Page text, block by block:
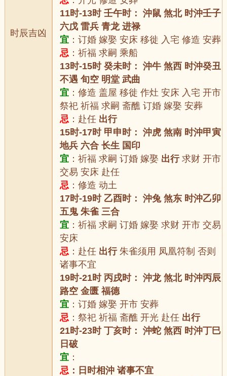
时辰吉凶
11时-13时 壬午时： 沖鼠 煞北 时沖壬子
六戊 雷兵 青龙 进禄
宜 ：订婚 嫁娶 安床 移徙 入宅 修造 安葬
忌 ：祈福 求嗣 乘船
13时-15时 癸未时： 沖牛 煞西 时沖癸丑
不遇 旬空 明堂 武曲
宜 ：修造 盖屋 移徙 作灶 安床 入宅 开市
祭祀 祈福 求嗣 斋醮 订婚 嫁娶 安葬
忌 ：赴任 出行
15时-17时 甲申时： 沖虎 煞南 时沖甲寅
地兵 六合 长生 国印
宜 ：祈福 求嗣 订婚 嫁娶 出行求财 开市
交易 安床 赴任
忌 ：修造 动土
17时-19时 乙酉时： 沖兔 煞东 时沖乙卯
五鬼 朱雀 三合
宜 ：祈福 求嗣 订婚 嫁娶 求财 开市 交易
安床
忌 ：赴任 出行朱雀须用 凤凰符制 否则
诸事不宜
19时-21时 丙戌时： 沖龙 煞北 时沖丙辰
路空 金匮 福德
宜 ：订婚 嫁娶 开市 安葬
忌 ：祭祀 祈福 斋醮 开光 赴任 出行
21时-23时 丁亥时： 沖蛇 煞西 时沖丁巳
日破
宜 ：
忌 ：日时相沖 诸事不宜